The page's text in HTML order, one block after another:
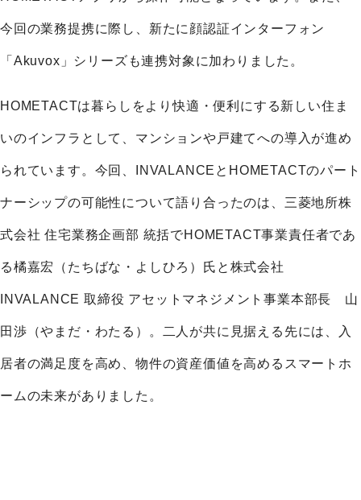
今回の業務提携に際し、新たに顔認証インターフォン
「Akuvox」シリーズも連携対象に加わりました。
HOMETACTは暮らしをより快適・便利にする新しい住ま
いのインフラとして、マンションや戸建てへの導入が進め
られています。今回、INVALANCEとHOMETACTのパート
ナーシップの可能性について語り合ったのは、三菱地所株
式会社 住宅業務企画部 統括でHOMETACT事業責任者であ
る橘嘉宏（たちばな・よしひろ）氏と株式会社
INVALANCE 取締役 アセットマネジメント事業本部長 山
田渉（やまだ・わたる）。二人が共に見据える先には、入
居者の満足度を高め、物件の資産価値を高めるスマートホ
ームの未来がありました。